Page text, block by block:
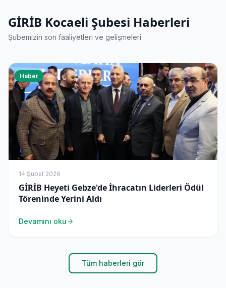
GİRİB Kocaeli Şubesi Haberleri
Şubemizin son faaliyetleri ve gelişmeleri
Haber
14 Şubat 2026
GİRİB Heyeti Gebze'de İhracatın Liderleri Ödül
Töreninde Yerini Aldı
Devamını oku
Tüm haberleri gör